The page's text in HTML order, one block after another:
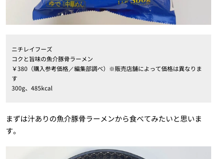
ニチレイフーズ
コクと旨味の魚介豚骨ラーメン
￥380（購入参考価格／編集部調べ）※販売店舗によって価格は異なりま
す
300g、485kcal
まずは汁ありの魚介豚骨ラーメンから食べてみたいと思いま
す。